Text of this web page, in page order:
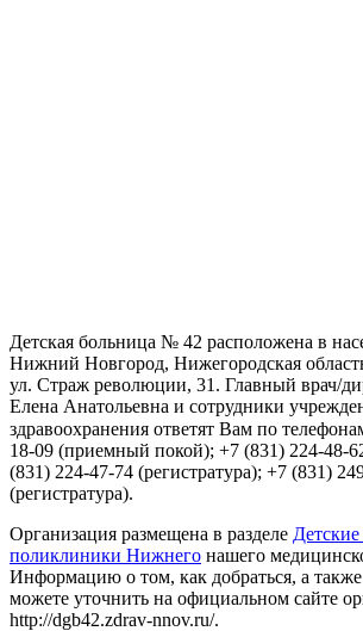
Детская больница № 42 расположена в
Нижний Новгород, Нижегородская
ул. Страж революции, 31. Главный врач/
Елена Анатольевна и сотрудники
здравоохранения ответят Вам по
18-09 (приемный покой); +7 (831) 224-48-
(831) 224-47-74 (регистратура); +7 (831)
(регистратура).
Организация размещена в разделе
поликлиники Нижнего нашего
Информацию о том, как добраться, а
можете уточнить на официальном сайте
http://dgb42.zdrav-nnov.ru/.